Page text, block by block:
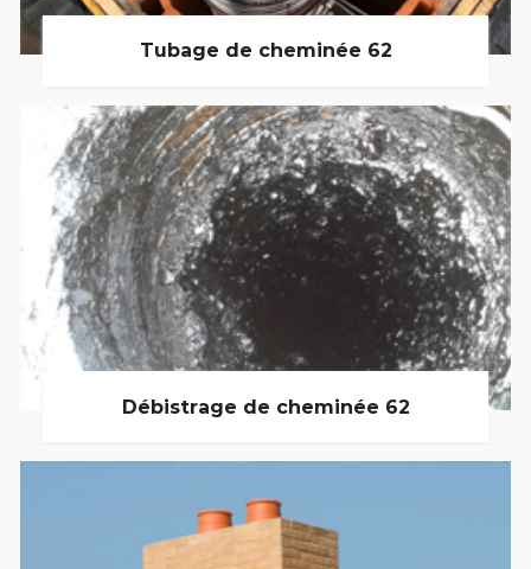
Tubage de cheminée 62
Débistrage de cheminée 62